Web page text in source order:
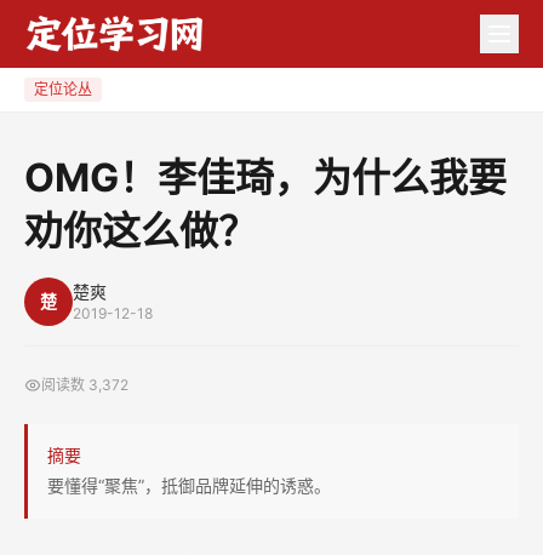
OMG！
定位论丛
OMG！李佳琦，为什么我要
劝你这么做？
楚 楚爽
2019-12-18
阅读数 3,372
摘要
要懂得“聚焦”，抵御品牌延伸的诱惑。